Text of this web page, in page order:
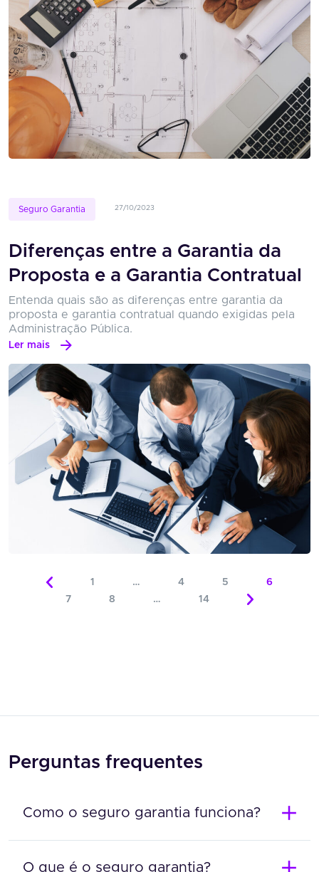
Seguro Garantia 27/10/2023
Diferenças entre a Garantia da
Proposta e a Garantia Contratual
Entenda quais são as diferenças entre garantia da
proposta e garantia contratual quando exigidas pela
Administração Pública.
Ler mais
1 … 4 5
6
7
8 … 14
Perguntas frequentes
Como o seguro garantia funciona?
O que é o seguro garantia?